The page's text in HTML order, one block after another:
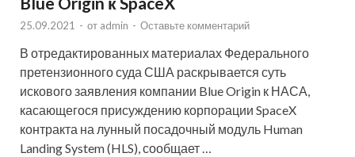
25.09.2021 - от admin - Оставьте комментарий
В отредактированных материалах Федерального
претензионного суда США раскрывается суть
искового заявления компании Blue Origin к НАСА,
касающегося присуждению корпорации SpaceX
контракта на лунный посадочный модуль Human
Landing System (HLS), сообщает …